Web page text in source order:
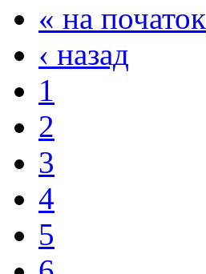
« на початок
‹ назад
1
2
3
4
5